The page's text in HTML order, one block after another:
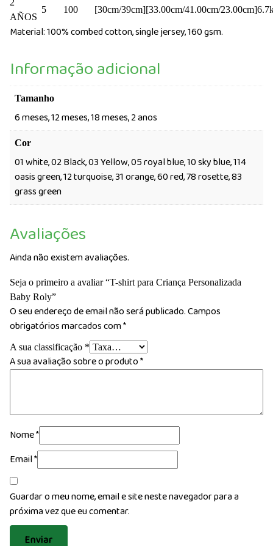
AÑOS
5 100 [30cm/39cm][33.00cm/41.00cm/23.00cm]
Material: 100% combed cotton, single jersey, 160 gsm.
Informação adicional
Tamanho
6 meses, 12 meses, 18 meses, 2 anos
Cor
01 white, 02 Black, 03 Yellow, 05 royal blue, 10 sky blue, 114
oasis green, 12 turquoise, 31 orange, 60 red, 78 rosette, 83
grass green
Avaliações
Ainda não existem avaliações.
Seja o primeiro a avaliar “T-shirt para Criança Personalizada
Baby Roly”
O seu endereço de email não será publicado.Campos
obrigatórios marcados com*
A sua classificação *
A sua avaliação sobre o produto*
Nome*
Email*
Guardar o meu nome, email e site neste navegador para a
próxima vez que eu comentar.